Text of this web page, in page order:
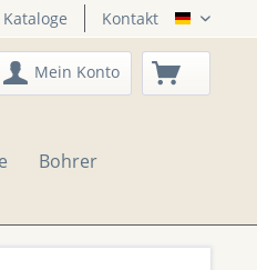
Kataloge Kontakt DTS
Mein Konto
Bohrer